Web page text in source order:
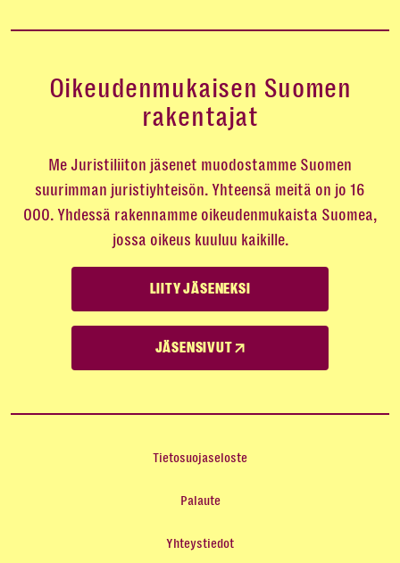
Oikeudenmukaisen Suomen
rakentajat
Me Juristiliiton jäsenet muodostamme Suomen
suurimman juristiyhteisön. Yhteensä meitä on jo 16
000. Yhdessä rakennamme oikeudenmukaista Suomea,
jossa oikeus kuuluu kaikille.
LIITY JÄSENEKSI
JÄSENSIVUT
Tietosuojaseloste
Palaute
Yhteystiedot